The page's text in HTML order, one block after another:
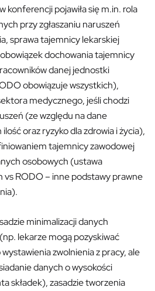
konferencji pojawiła się m.in. rola
przy zgłaszaniu naruszeń
sprawa tajemnicy lekarskiej
dochowania tajemnicy
danej jednostki
obowiązuje wszystkich),
medycznego, jeśli chodzi
(ze względu na dane
oraz ryzyko dla zdrowia i życia),
tajemnicy zawodowej
osobowych (ustawa
vs RODO – inne podstawy prawne
minimalizacji danych
lekarze mogą pozyskiwać
zwolnienia z pracy, ale
danych o wysokości
składek), zasadzie tworzenia